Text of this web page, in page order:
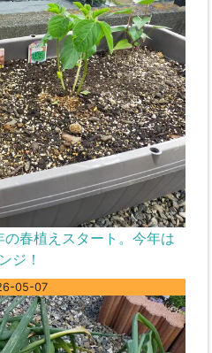
の春植えスタート。今年は
ジ！
05-07